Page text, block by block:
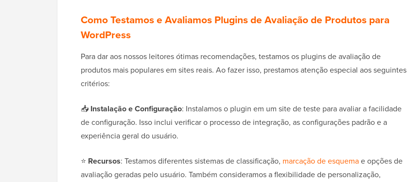
Como Testamos e Avaliamos Plugins de Avaliação de Produtos para
WordPress
Para dar aos nossos leitores ótimas recomendações, testamos os plugins de avaliação de
produtos mais populares em sites reais. Ao fazer isso, prestamos atenção especial aos seguintes
critérios:
📥 Instalação e Configuração: Instalamos o plugin em um site de teste para avaliar a facilidade
de configuração. Isso inclui verificar o processo de integração, as configurações padrão e a
experiência geral do usuário.
⭐ Recursos: Testamos diferentes sistemas de classificação, marcação de esquemae opções de
avaliação geradas pelo usuário. Também consideramos a flexibilidade de personalização,